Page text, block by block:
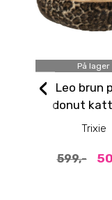
På lager
Leo brun
donut
hundeseng
Trixie
599,-
‹